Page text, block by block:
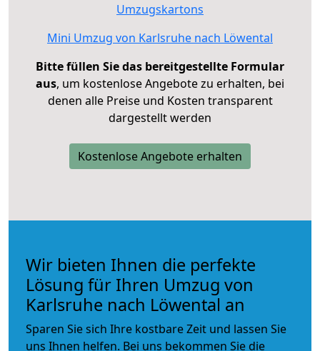
Umzugskartons
Mini Umzug von Karlsruhe nach Löwental
Bitte füllen Sie das bereitgestellte Formular
aus, um kostenlose Angebote zu erhalten, bei
denen alle Preise und Kosten transparent
dargestellt werden
Kostenlose Angebote erhalten
Wir bieten Ihnen die perfekte
Lösung für Ihren Umzug von
Karlsruhe nach Löwental an
Sparen Sie sich Ihre kostbare Zeit und lassen Sie
uns Ihnen helfen. Bei uns bekommen Sie die